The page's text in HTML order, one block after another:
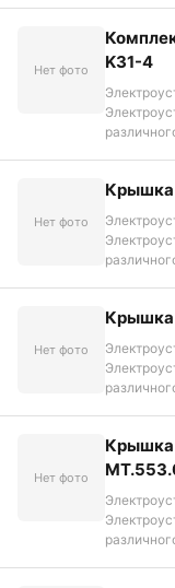
Нет фото
K31-4
Нет фото
Крышка
Нет фото
Крышка
Нет фото
Крышка